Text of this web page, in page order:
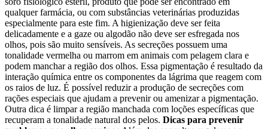
qualquer farmácia, ou com substâncias veterinárias produzidas
especialmente para este fim. A higienização deve ser feita
delicadamente e a gaze ou algodão não deve ser esfregada nos
olhos, pois são muito sensíveis. As secreções possuem uma
tonalidade vermelha ou marrom em animais com pelagem clara e
podem manchar a região dos olhos. Essa pigmentação é resultado da
interação química entre os componentes da lágrima que reagem com
os raios de luz. É possível reduzir a produção de secreções com
rações especiais que ajudam a prevenir ou amenizar a pigmentação.
Outra dica é limpar a região manchada com loções específicas que
recuperam a tonalidade natural dos pelos. Dicas para prevenir